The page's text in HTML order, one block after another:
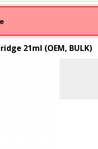
21ml (OEM, BULK)